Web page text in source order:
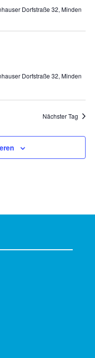
Dorfstraße 32, Minden
Dorfstraße 32, Minden
Nächster Tag